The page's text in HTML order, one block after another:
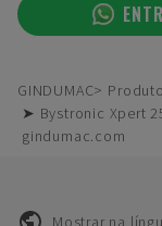
GINDUMAC
➤ Bystronic Xpert
gindumac.com
Mostrar na